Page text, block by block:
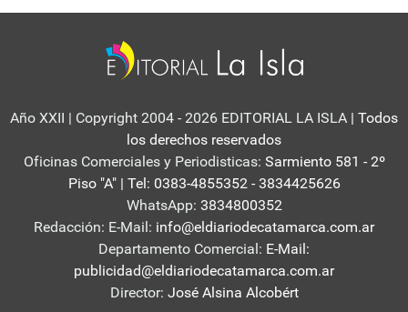
Año XXII | Copyright 2004 - 2026 EDITORIAL LA ISLA | Todos
los derechos reservados
Oficinas Comerciales y Periodisticas: Sarmiento 581 - 2º
Piso "A" | Tel: 0383-4855352 - 3834425626
WhatsApp: 3834800352
Redacción: E-Mail: info@eldiariodecatamarca.com.ar
Departamento Comercial: E-Mail:
publicidad@eldiariodecatamarca.com.ar
Director: José Alsina Alcobért